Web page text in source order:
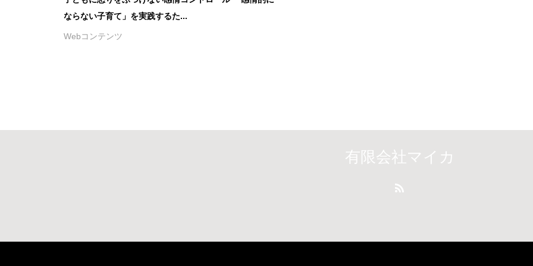
ならない子育て」を実践するた...
Webコンテンツ
有限会社マイカ